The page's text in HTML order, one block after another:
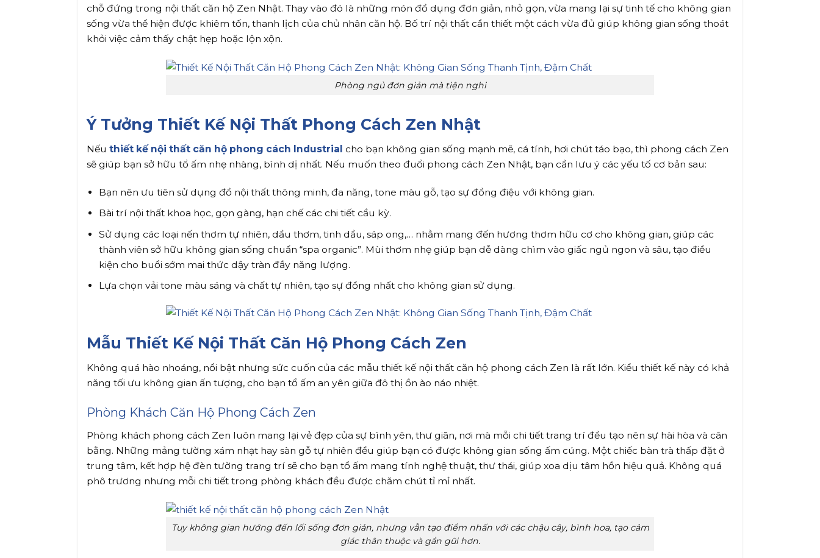
chỗ đứng trong nội thất căn hộ Zen Nhật. Thay vào đó là những món đồ dụng đơn giản, nhỏ gọn, vừa mang lại sự tinh tế cho không gian
sống vừa thể hiện được khiêm tốn, thanh lịch của chủ nhân căn hộ. Bố trí nội thất cần thiết một cách vừa đủ giúp không gian sống thoát
khỏi việc cảm thấy chật hẹp hoặc lộn xộn.
Phòng ngủ đơn giản mà tiện nghi
Ý Tưởng Thiết Kế Nội Thất Phong Cách Zen Nhật
Nếu thiết kế nội thất căn hộ phong cách Industrial cho bạn không gian sống mạnh mẽ, cá tính, hơi chút táo bạo, thì phong cách Zen
sẽ giúp bạn sở hữu tổ ấm nhẹ nhàng, bình dị nhất. Nếu muốn theo đuổi phong cách Zen Nhật, bạn cần lưu ý các yếu tố cơ bản sau:
Bạn nên ưu tiên sử dụng đồ nội thất thông minh, đa năng, tone màu gỗ, tạo sự đồng điệu với không gian.
Bài trí nội thất khoa học, gọn gàng, hạn chế các chi tiết cầu kỳ.
Sử dụng các loại nến thơm tự nhiên, dầu thơm, tinh dầu, sáp ong,… nhằm mang đến hương thơm hữu cơ cho không gian, giúp các
thành viên sở hữu không gian sống chuẩn “spa organic”. Mùi thơm nhẹ giúp bạn dễ dàng chìm vào giấc ngủ ngon và sâu, tạo điều
kiện cho buổi sớm mai thức dậy tràn đầy năng lượng.
Lựa chọn vải tone màu sáng và chất tự nhiên, tạo sự đồng nhất cho không gian sử dụng.
Mẫu Thiết Kế Nội Thất Căn Hộ Phong Cách Zen
Không quá hào nhoáng, nổi bật nhưng sức cuốn của các mẫu thiết kế nội thất căn hộ phong cách Zen là rất lớn. Kiểu thiết kế này có khả
năng tối ưu không gian ấn tượng, cho bạn tổ ấm an yên giữa đô thị ồn ào náo nhiệt.
Phòng Khách Căn Hộ Phong Cách Zen
Phòng khách phong cách Zen luôn mang lại vẻ đẹp của sự bình yên, thư giãn, nơi mà mỗi chi tiết trang trí đều tạo nên sự hài hòa và cân
bằng. Những mảng tường xám nhạt hay sàn gỗ tự nhiên đều giúp bạn có được không gian sống ấm cúng. Một chiếc bàn trà thấp đặt ở
trung tâm, kết hợp hệ đèn tường trang trí sẽ cho bạn tổ ấm mang tính nghệ thuật, thư thái, giúp xoa dịu tâm hồn hiệu quả. Không quá
phô trương nhưng mỗi chi tiết trong phòng khách đều được chăm chút tỉ mỉ nhất.
Tuy không gian hướng đến lối sống đơn giản, nhưng vẫn tạo điểm nhấn với các chậu cây, bình hoa, tạo cảm
giác thân thuộc và gần gũi hơn.